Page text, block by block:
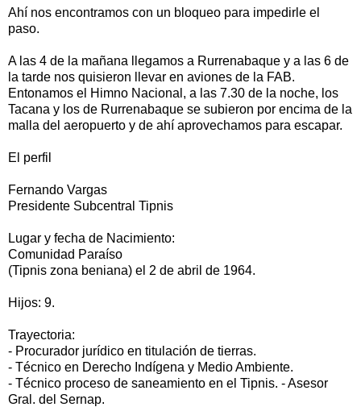
Ahí nos encontramos con un bloqueo para impedirle el
paso.
A las 4 de la mañana llegamos a Rurrenabaque y a las 6 de
la tarde nos quisieron llevar en aviones de la FAB.
Entonamos el Himno Nacional, a las 7.30 de la noche, los
Tacana y los de Rurrenabaque se subieron por encima de la
malla del aeropuerto y de ahí aprovechamos para escapar.
El perfil
Fernando Vargas
Presidente Subcentral Tipnis
Lugar y fecha de Nacimiento:
Comunidad Paraíso
(Tipnis zona beniana) el 2 de abril de 1964.
Hijos: 9.
Trayectoria:
- Procurador jurídico en titulación de tierras.
- Técnico en Derecho Indígena y Medio Ambiente.
- Técnico proceso de saneamiento en el Tipnis. - Asesor
Gral. del Sernap.